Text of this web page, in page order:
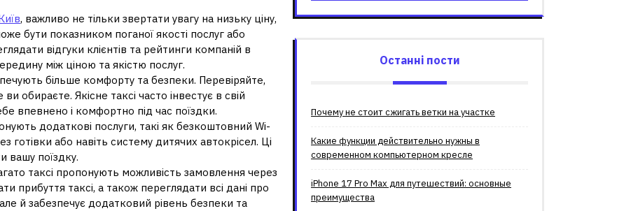
, важливо не тільки звертати увагу на низьку ціну,
бути показником поганої якості послуг або
відгуки клієнтів та рейтинги компаній в
між ціною та якістю послуг.
більше комфорту та безпеки. Перевіряйте,
обираєте. Якісне таксі часто інвестує в свій
впевнено і комфортно під час поїздки.
додаткові послуги, такі як безкоштовний Wi-
готівки або навіть систему дитячих автокрісел. Ці
вашу поїздку.
таксі пропонують можливість замовлення через
прибуття таксі, а також переглядати всі дані про
й забезпечує додатковий рівень безпеки та
Останні пости
Почему не стоит сжигать ветки на участке
Какие функции действительно нужны в
современном компьютерном кресле
iPhone 17 Pro Max для путешествий: основные
преимущества